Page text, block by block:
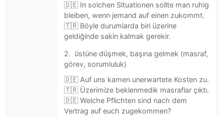
🇩🇪 In solchen Situationen sollte man ruhig
bleiben, wenn jemand auf einen zukommt.
🇹🇷 Böyle durumlarda biri üzerine
geldiğinde sakin kalmak gerekir.
2. üstüne düşmek, başına gelmek (masraf,
görev, sorumluluk)
🇩🇪 Auf uns kamen unerwartete Kosten zu.
🇹🇷 Üzerimize beklenmedik masraflar çıktı.
🇩🇪 Welche Pflichten sind nach dem
Vertrag auf euch zugekommen?